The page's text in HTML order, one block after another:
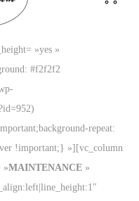
»yes »
#f2f2f2
repeat:
!important;} »][vc_column
»MAINTENANCE »